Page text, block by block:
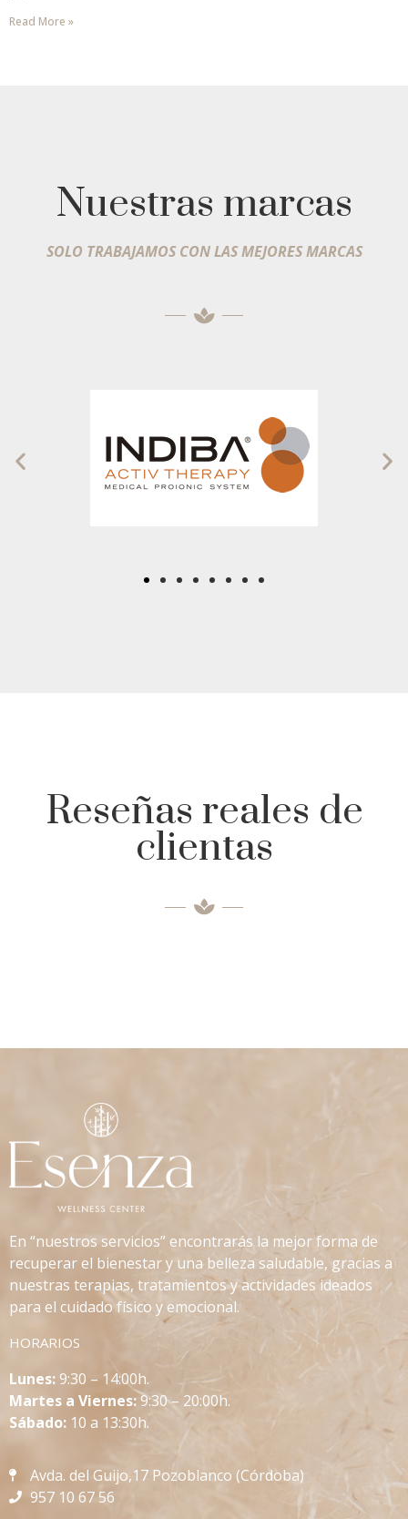
Read More »
Nuestras marcas
SOLO TRABAJAMOS CON LAS MEJORES MARCAS
Reseñas reales de
clientas
En “nuestros servicios” encontrarás la mejor forma de
recuperar el bienestar y una belleza saludable, gracias a
nuestras terapias, tratamientos y actividades ideados
para el cuidado físico y emocional.
HORARIOS
Lunes:9:30 – 14:00h.
Martes a Viernes:9:30 – 20:00h.
Sábado: 10 a 13:30h.
Avda. del Guijo,17 Pozoblanco (Córdoba)
957 10 67 56